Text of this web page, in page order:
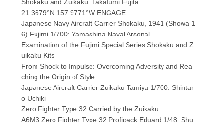
Shokaku and Zuikaku: Takafumi Fujita
21.3679°N 157.9771°W ENGAGE
Japanese Navy Aircraft Carrier Shokaku, 1941 (Showa 1
6) Fujimi 1/700: Yamashina Naval Arsenal
Examination of the Fujimi Special Series Shokaku and Z
uikaku Kits
From Shock to Impulse: Overcoming Adversity and Rea
ching the Origin of Style
Japanese Aircraft Carrier Zuikaku Tamiya 1/700: Shintar
o Uchiki
Zero Fighter Type 32 Carried by the Zuikaku
A6M3 Zero Fighter Type 32 Profipack Eduard 1/48: Shu